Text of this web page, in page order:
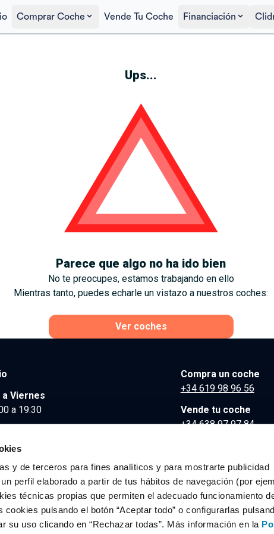
y de terceros para fines analíticos y para mostrarte publicidad
perfil elaborado a partir de tus hábitos de navegación (por
técnicas propias que permiten el adecuado funcionamiento
cookies pulsando el botón “Aceptar todo” o configurarlas
su uso clicando en “Rechazar todas”. Más información en la
Comprar Coche Vende Tu Coche Financiación
Ups...
Parece que algo no ha ido bien
No te preocupes, estamos trabajando en ello
Mientras tanto, puedes echarle un vistazo a nuestros coches:
Ver coches
a Viernes
a 19:30
Compra un coche
+34 619 98 96 56
Vende tu coche
+34 638 97 97 84
los derechos reservados.